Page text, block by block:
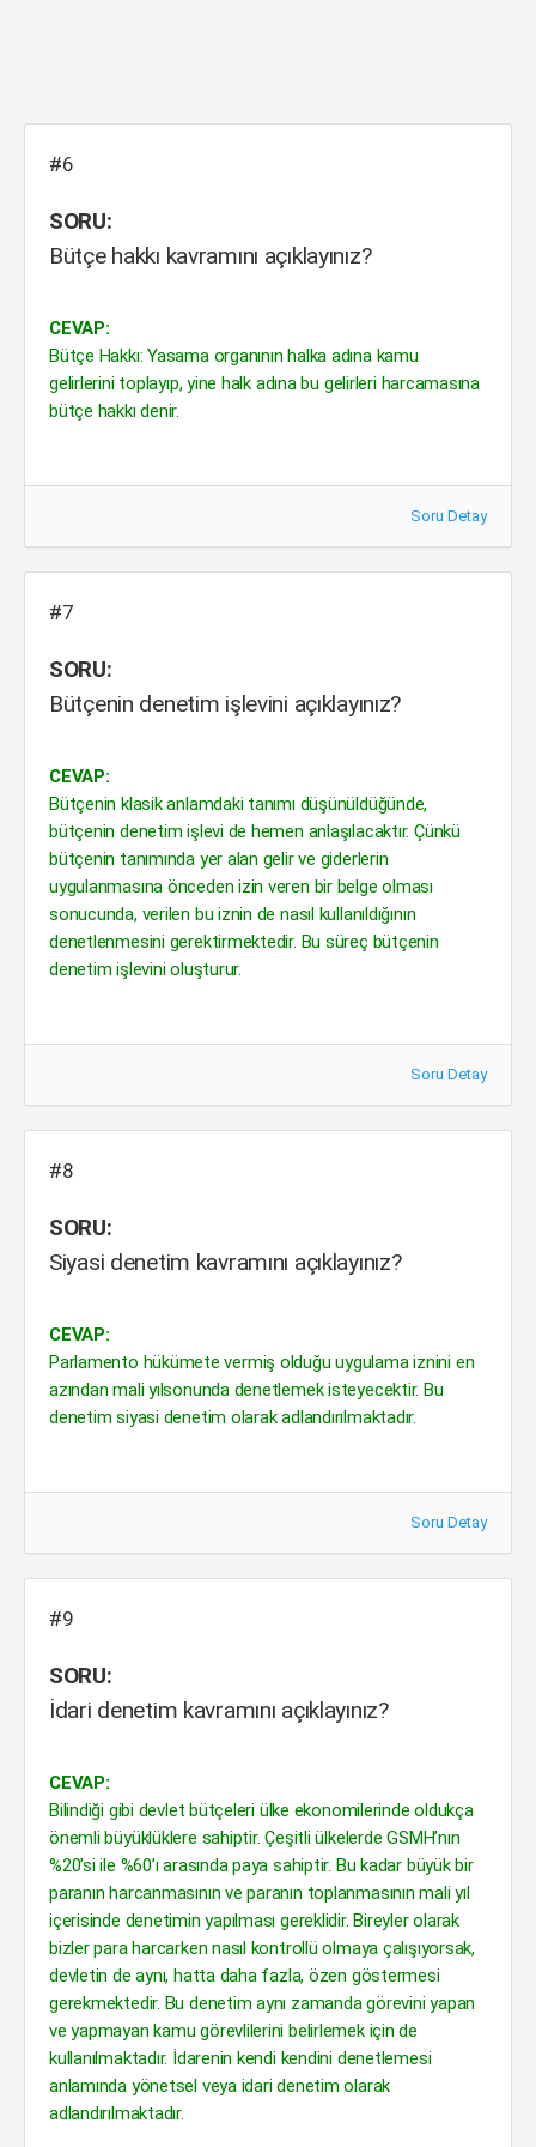
#6
SORU:
Bütçe hakkı kavramını açıklayınız?
CEVAP:
Bütçe Hakkı: Yasama organının halka adına kamu
gelirlerini toplayıp, yine halk adına bu gelirleri harcamasına
bütçe hakkı denir.
Soru Detay
#7
SORU:
Bütçenin denetim işlevini açıklayınız?
CEVAP:
Bütçenin klasik anlamdaki tanımı düşünüldüğünde,
bütçenin denetim işlevi de hemen anlaşılacaktır. Çünkü
bütçenin tanımında yer alan gelir ve giderlerin
uygulanmasına önceden izin veren bir belge olması
sonucunda, verilen bu iznin de nasıl kullanıldığının
denetlenmesini gerektirmektedir. Bu süreç bütçenin
denetim işlevini oluşturur.
Soru Detay
#8
SORU:
Siyasi denetim kavramını açıklayınız?
CEVAP:
Parlamento hükümete vermiş olduğu uygulama iznini en
azından mali yılsonunda denetlemek isteyecektir. Bu
denetim siyasi denetim olarak adlandırılmaktadır.
Soru Detay
#9
SORU:
İdari denetim kavramını açıklayınız?
CEVAP:
Bilindiği gibi devlet bütçeleri ülke ekonomilerinde oldukça
önemli büyüklüklere sahiptir. Çeşitli ülkelerde GSMH’nın
%20’si ile %60’ı arasında paya sahiptir. Bu kadar büyük bir
paranın harcanmasının ve paranın toplanmasının mali yıl
içerisinde denetimin yapılması gereklidir. Bireyler olarak
bizler para harcarken nasıl kontrollü olmaya çalışıyorsak,
devletin de aynı, hatta daha fazla, özen göstermesi
gerekmektedir. Bu denetim aynı zamanda görevini yapan
ve yapmayan kamu görevlilerini belirlemek için de
kullanılmaktadır. İdarenin kendi kendini denetlemesi
anlamında yönetsel veya idari denetim olarak
adlandırılmaktadır.